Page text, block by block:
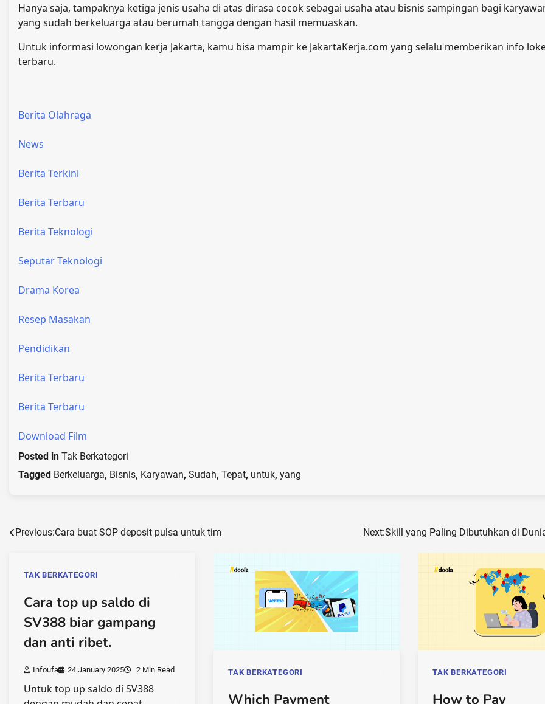
Hanya saja, tampaknya ketiga jenis usaha di atas dirasa cocok sebagai usaha atau bisnis sampingan bagi
yang sudah berkeluarga atau berumah tangga dengan hasil memuaskan.
Untuk informasi lowongan kerja Jakarta, kamu bisa mampir ke JakartaKerja.com yang selalu memberikan info
terbaru.
Berita Olahraga
News
Berita Terkini
Berita Terbaru
Berita Teknologi
Seputar Teknologi
Drama Korea
Resep Masakan
Pendidikan
Berita Terbaru
Berita Terbaru
Download Film
Posted in Tak Berkategori
Tagged Berkeluarga, Bisnis, Karyawan, Sudah, Tepat, untuk, yang
Post
Previous:Cara buat SOP deposit pulsa untuk tim Next:Skill yang Paling Dibutuhkan di
TAK BERKATEGORI
Cara top up saldo di
SV388 biar gampang
dan anti ribet.
Infoufa 24 January 2025 2 Min Read
Untuk top up saldo di SV388
TAK BERKATEGORI
Which Payment
TAK BERKATEGORI
How to Pay